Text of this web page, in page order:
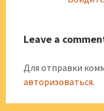
Leave a
Для отправки
авторизоваться.